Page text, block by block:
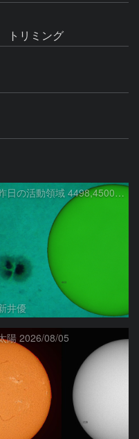
トリミング
昨日の活動領域 4498,4500：2026/08/05
井優
陽 2026/08/05